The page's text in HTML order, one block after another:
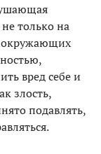
только на
окружающих
вред себе и
злость,
подавлять,